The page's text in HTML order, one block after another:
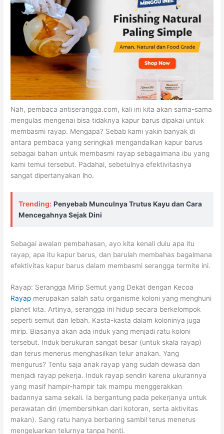
Nah, pembaca antiserangga.com, kali ini kita akan sama-sama
mengulas mengenai bisa tidaknya kapur barus dipakai untuk
membasmi rayap. Mengapa? Sebab kami yakin banyak di
antara pembaca yang seringkali mengandalkan kapur barus
sebagai bahan untuk membasmi rayap sebagaimana ibu yang
kami temui tersebut. Padahal, sebetulnya efektivitasnya
sangat dipertanyakan lho.
Trending: Penyebab Munculnya Trutus Kayu dan Cara
Mencegahnya Sejak Dini
Sebagai awalan pembahasan, ayo kita kenali dulu apa itu
rayap, apa itu kapur barus, dan barulah membahas bagaimana
efektivitas kapur barus dalam membasmi serangga termite ini.
Rayap: Serangga Mirip Semut yang Dekat dengan Kecoa
Rayap merupakan salah satu organisme koloni yang menghuni
planet kita. Artinya, serangga ini hidup secara berkelompok
seperti semut dan lebah. Kasta-kasta dalam koloninya juga
mirip. Biasanya akan ada induk yang menjadi ratu koloni
tersebut. Induk berukuran sangat besar (untuk skala rayap)
dan terus menerus menghasilkan telur anakan. Yang
mengurus? Tentu saja anak rayap yang sudah dewasa dan
menjadi rayap pekerja. Induk rayap sendiri karena ukurannya
yang masif hampir-hampir tak mampu menggerakkan
badannya sama sekali. Ia bergantung pada pekerjanya untuk
perawatan diri (membersihkan dari kotoran, serta aktivitas
makan). Sang ratu hanya berbaring sambil terus menerus
mengeluarkan telurnya tanpa henti.